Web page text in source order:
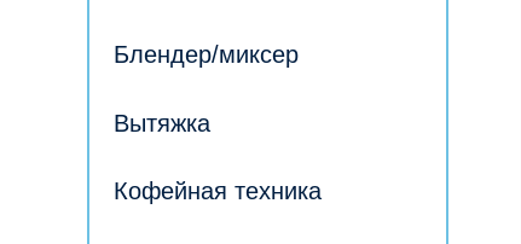
Блендер/миксер
Вытяжка
Кофейная техника